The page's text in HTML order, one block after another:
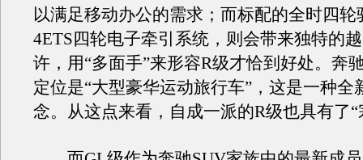
以满足移动办公的需求；而标配的全时四轮
4ETS四轮电子牵引系统，则会带来独特的
许，用“多面手”来形容R级才恰到好处。奔
定位是“大型豪华运动旅行车”，这是一种全
念。从这点来看，自成一派的R级也具有了“